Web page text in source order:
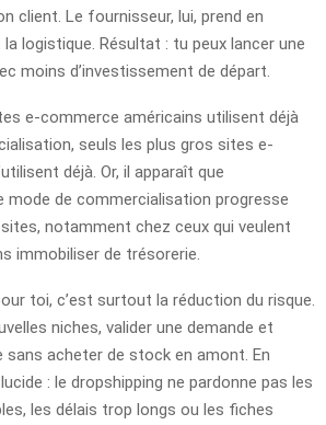
client. Le fournisseur, lui, prend en
la logistique. Résultat : tu peux lancer une
moins d’investissement de départ.
e-commerce américains utilisent déjà
seuls les plus gros sites e-
déjà. Or, il apparaît que
mode de commercialisation progresse
notamment chez ceux qui veulent
immobiliser de trésorerie.
toi, c’est surtout la réduction du risque.
niches, valider une demande et
acheter de stock en amont. En
: le dropshipping ne pardonne pas les
les délais trop longs ou les fiches